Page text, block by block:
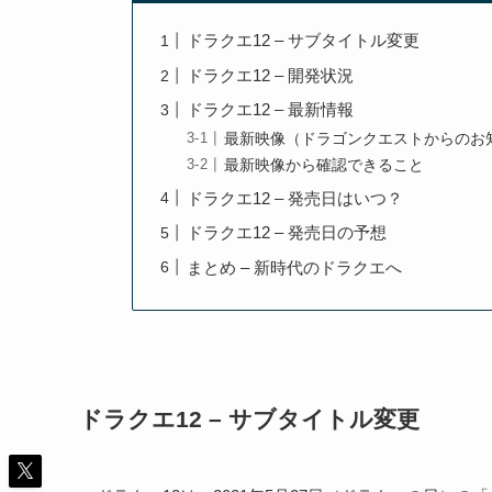
ドラクエ12 – サブタイトル変更
ドラクエ12 – 開発状況
ドラクエ12 – 最新情報
最新映像（ドラゴンクエストからのお
最新映像から確認できること
ドラクエ12 – 発売日はいつ？
ドラクエ12 – 発売日の予想
まとめ – 新時代のドラクエへ
ドラクエ12 – サブタイトル変更